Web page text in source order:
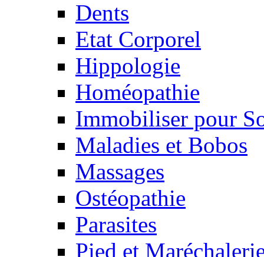
Dents
Etat Corporel
Hippologie
Homéopathie
Immobiliser pour
Maladies et Bobos
Massages
Ostéopathie
Parasites
Pied et